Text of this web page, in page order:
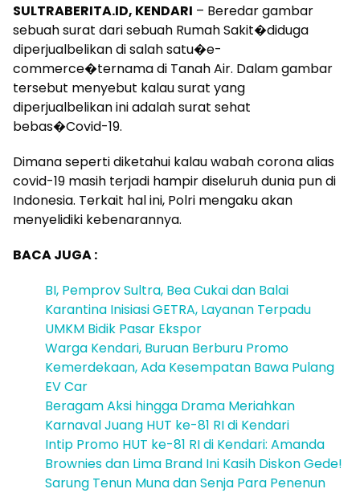
SULTRABERITA.ID, KENDARI – Beredar gambar
sebuah surat dari sebuah Rumah Sakit�diduga
diperjualbelikan di salah satu�e-
commerce�ternama di Tanah Air. Dalam gambar
tersebut menyebut kalau surat yang
diperjualbelikan ini adalah surat sehat
bebas�Covid-19.
Dimana seperti diketahui kalau wabah corona alias
covid-19 masih terjadi hampir diseluruh dunia pun di
Indonesia. Terkait hal ini, Polri mengaku akan
menyelidiki kebenarannya.
BACA JUGA :
BI, Pemprov Sultra, Bea Cukai dan Balai
Karantina Inisiasi GETRA, Layanan Terpadu
UMKM Bidik Pasar Ekspor
Warga Kendari, Buruan Berburu Promo
Kemerdekaan, Ada Kesempatan Bawa Pulang
EV Car
Beragam Aksi hingga Drama Meriahkan
Karnaval Juang HUT ke-81 RI di Kendari
Intip Promo HUT ke-81 RI di Kendari: Amanda
Brownies dan Lima Brand Ini Kasih Diskon Gede!
Sarung Tenun Muna dan Senja Para Penenun